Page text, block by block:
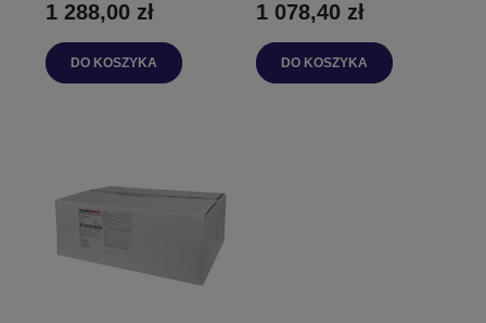
1 288,00 zł
DO KOSZYKA
1 078,40 zł
DO KOSZYKA